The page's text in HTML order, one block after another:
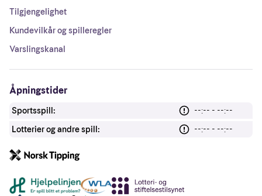
Tilgjengelighet
Kundevilkår og spilleregler
Varslingskanal
Åpningstider
Sportsspill:
--:-- - --:--
Lotterier og andre spill:
--:-- - --:--
Andre lenker